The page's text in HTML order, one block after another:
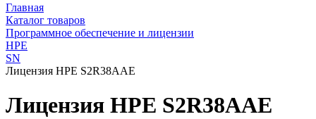
Главная
Каталог товаров
Программное обеспечение и лицензии
HPE
SN
Лицензия HPE S2R38AAE
Лицензия HPE S2R38AAE